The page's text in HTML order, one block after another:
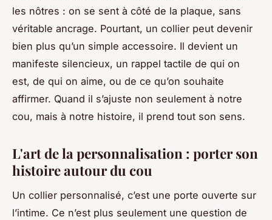
les nôtres : on se sent à côté de la plaque, sans
véritable ancrage. Pourtant, un collier peut devenir
bien plus qu’un simple accessoire. Il devient un
manifeste silencieux, un rappel tactile de qui on
est, de qui on aime, ou de ce qu’on souhaite
affirmer. Quand il s’ajuste non seulement à notre
cou, mais à notre histoire, il prend tout son sens.
L'art de la personnalisation : porter son
histoire autour du cou
Un collier personnalisé, c’est une porte ouverte sur
l’intime. Ce n’est plus seulement une question de